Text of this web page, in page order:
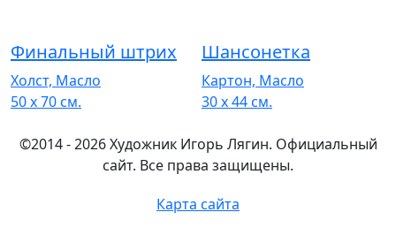
Финальный штрих
Холст, Масло
50 x 70 см.
Шансонетка
Картон, Масло
30 x 44 см.
©2014 - 2026 Художник Игорь Лягин. Официальный
сайт. Все права защищены.
Карта сайта